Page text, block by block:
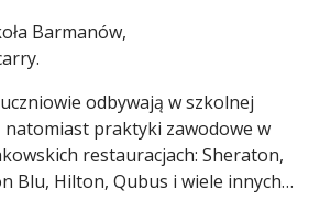
Barmanów,
odbywają w szkolnej
natomiast praktyki zawodowe w
restauracjach: Sheraton,
Blu, Hilton, Qubus i wiele innych…